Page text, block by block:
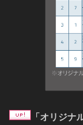
「オリジナ